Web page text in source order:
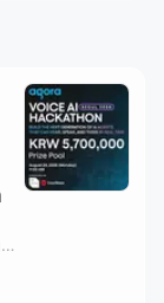
Hennessy Solis, ZhengDerek & Agora 주최